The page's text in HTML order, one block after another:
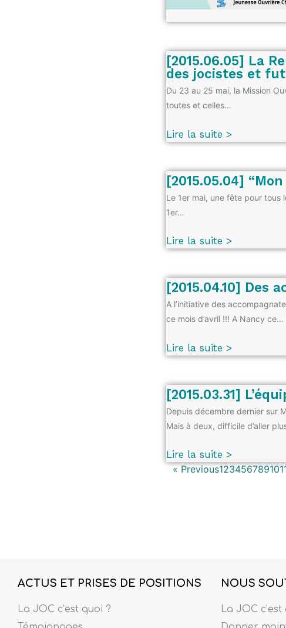
[2015.06.05] La
des jocistes et
Du 23 au 25 mai, la Mission
toutes et celles…
Lire la suite >
[2015.05.04]
Le 1er mai, une fête pour tous
1er…
Lire la suite >
[2015.04.10] Des
A l’initiative des
ce mois d’avril !!! A Nancy ce…
Lire la suite >
[2015.03.31]
Depuis décembre dernier sur
Mais à deux, difficile d’aller
Lire la suite >
« Previous12345678910
ACTUS ET PRISES DE POSITIONS
La JOC c’est quoi ?
NOUS
La JOC c’est